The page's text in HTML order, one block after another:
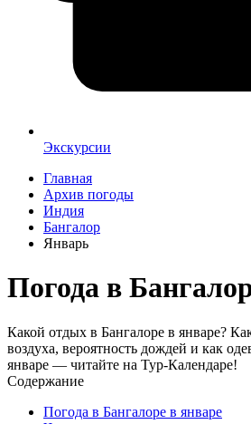
Экскурсии
Главная
Архив погоды
Индия
Бангалор
Январь
Погода в
Какой отдых в Бангалоре в январе?
воздуха, вероятность дождей и как
январе — читайте на Тур-Календаре!
Содержание
Погода в Бангалоре в январе